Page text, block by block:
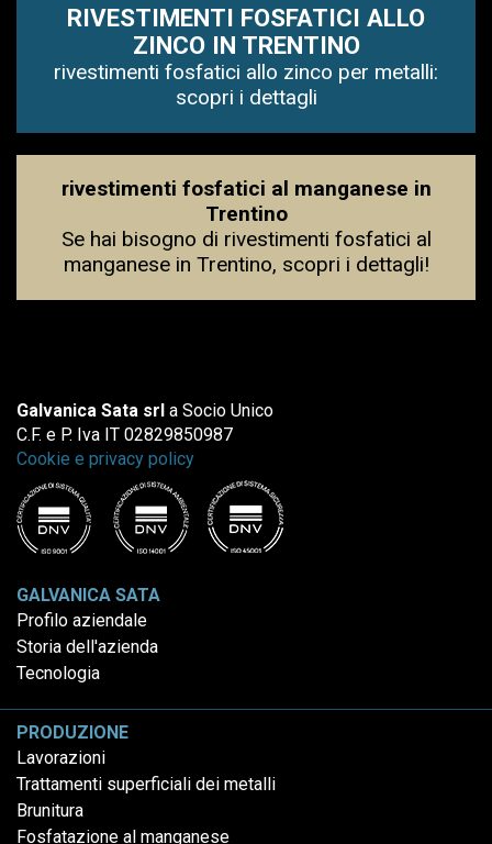
RIVESTIMENTI FOSFATICI ALLO
ZINCO IN TRENTINO
rivestimenti fosfatici allo zinco per metalli:
scopri i dettagli
rivestimenti fosfatici al manganese in
Trentino
Se hai bisogno di rivestimenti fosfatici al
manganese in Trentino, scopri i dettagli!
Galvanica Sata srl a Socio Unico
C.F. e P. Iva IT 02829850987
Cookie e privacy policy
GALVANICA SATA
Profilo aziendale
Storia dell'azienda
Tecnologia
PRODUZIONE
Lavorazioni
Trattamenti superficiali dei metalli
Brunitura
Fosfatazione al manganese